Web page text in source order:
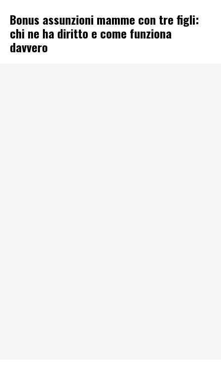
Bonus assunzioni mamme con tre figli:
chi ne ha diritto e come funziona
davvero